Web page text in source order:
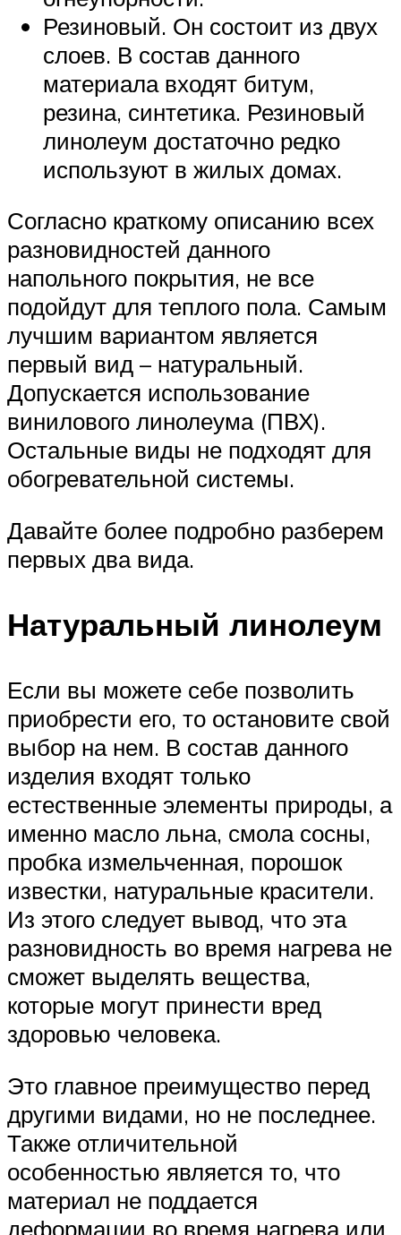
Резиновый. Он состоит из двух
слоев. В состав данного
материала входят битум,
резина, синтетика. Резиновый
линолеум достаточно редко
используют в жилых домах.
Согласно краткому описанию всех
разновидностей данного
напольного покрытия, не все
подойдут для теплого пола. Самым
лучшим вариантом является
первый вид – натуральный.
Допускается использование
винилового линолеума (ПВХ).
Остальные виды не подходят для
обогревательной системы.
Давайте более подробно разберем
первых два вида.
Натуральный линолеум
Если вы можете себе позволить
приобрести его, то остановите свой
выбор на нем. В состав данного
изделия входят только
естественные элементы природы, а
именно масло льна, смола сосны,
пробка измельченная, порошок
известки, натуральные красители.
Из этого следует вывод, что эта
разновидность во время нагрева не
сможет выделять вещества,
которые могут принести вред
здоровью человека.
Это главное преимущество перед
другими видами, но не последнее.
Также отличительной
особенностью является то, что
материал не поддается
деформации во время нагрева или